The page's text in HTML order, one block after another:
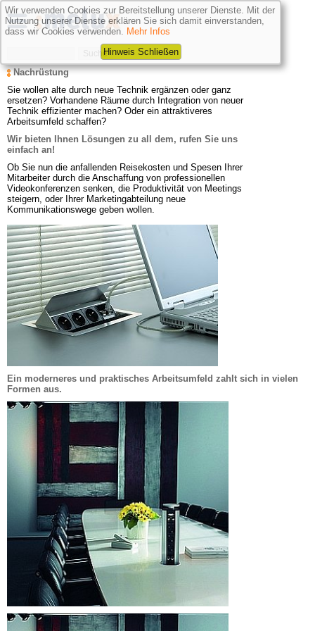
Nachrüstung
Sie wollen alte durch neue Technik ergänzen oder ganz
ersetzen? Vorhandene Räume durch Integration von neuer
Technik effizienter machen? Oder ein attraktiveres
Arbeitsumfeld schaffen?
Wir bieten Ihnen Lösungen zu all dem, rufen Sie uns
einfach an!
Ob Sie nun die anfallenden Reisekosten und Spesen Ihrer
Mitarbeiter durch die Anschaffung von professionellen
Videokonferenzen senken, die Produktivität von Meetings
steigern, oder Ihrer Marketingabteilung neue
Kommunikationswege geben wollen.
Ein moderneres und praktisches Arbeitsumfeld zahlt sich in vielen
Formen aus.
Wir verwenden Cookies zur Bereitstellung unserer Dienste. Mit der
Nutzung unserer Dienste erklären Sie sich damit einverstanden,
dass wir Cookies verwenden. Mehr Infos
Hinweis Schließen